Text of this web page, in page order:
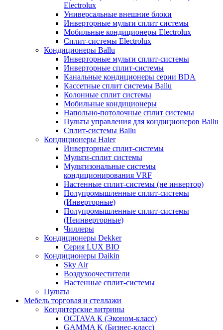
Electrolux
Универсальные внешние блоки
Инверторные мульти сплит системы
Мобильные кондиционеры Electrolux
Сплит-системы Electrolux
Кондиционеры Ballu
Инверторные мульти сплит-системы
Инверторные сплит-системы
Канальные кондиционеры серии BDA
Кассетные сплит системы Ballu
Колонные сплит системы
Мобильные кондиционеры
Напольно-потолочные сплит системы
Пульты управления для кондиционеров Ballu
Сплит-системы Ballu
Кондиционеры Haier
Инверторные сплит-системы
Мульти-сплит системы
Мультизональные системы
кондиционирования VRF
Настенные сплит-системы (не инвертор)
Полупромышленные сплит-системы
(Инверторные)
Полупромышленные сплит-системы
(Неинверторные)
Чиллеры
Кондиционеры Dekker
Серия LUX BIO
Кондиционеры Daikin
Sky Air
Воздухоочестители
Настенные сплит-системы
Пульты
Мебель торговая и стеллажи
Кондитерские витрины
OCTAVA К (Эконом-класс)
GAMMA K (Бизнес-класс)